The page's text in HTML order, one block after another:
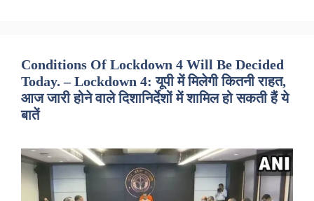
Conditions Of Lockdown 4 Will Be Decided
Today. – Lockdown 4: यूपी में मिलेगी कितनी राहत,
आज जारी होने वाले दिशानिर्देशों में शामिल हो सकती हैं ये
बातें